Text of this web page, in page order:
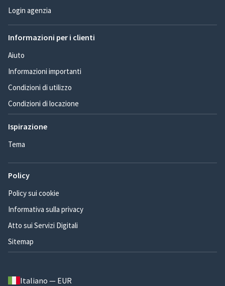
Login agenzia
Informazioni per i clienti
Aiuto
Informazioni importanti
Condizioni di utilizzo
Condizioni di locazione
Ispirazione
Tema
Policy
Policy sui cookie
Informativa sulla privacy
Atto sui Servizi Digitali
Sitemap
Italiano — EUR